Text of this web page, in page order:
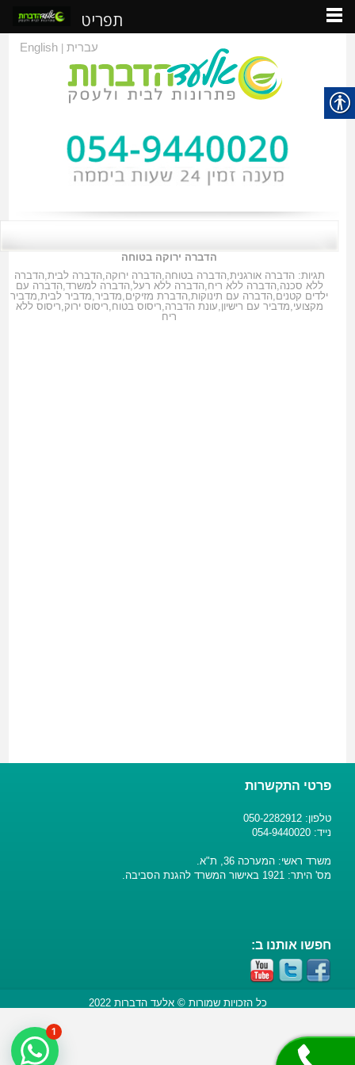
עברית|
English
הדברה ירוקה בטוחה
תגיות: הדברה אורגנית,הדברה בטוחה,הדברה ירוקה,הדברה לבית,הדברה
ללא סכנה,הדברה ללא ריח,הדברה ללא רעל,הדברה למשרד,הדברה עם
ילדים קטנים,הדברה עם תינוקות,הדברת מזיקים,מדביר,מדביר לבית,מדביר
מקצועי,מדביר עם רישיון,עונת הדברה,ריסוס בטוח,ריסוס ירוק,ריסוס ללא
ריח
פרטי התקשרות
טלפון: 050-2282912
נייד: 054-9440020
משרד ראשי: המערכה 36, ת"א.
מס' היתר: 1921 באישור המשרד להגנת הסביבה.
חפשו אותנו ב:
כל הזכויות שמורות © אלעד הדברות 2022
1
תפריט